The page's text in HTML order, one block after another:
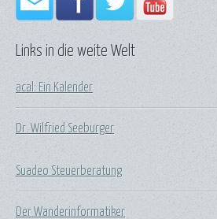
Links in die weite Welt
acal: Ein Kalender
Dr. Wilfried Seeburger
Suadeo Steuerberatung
Der Wanderinformatiker